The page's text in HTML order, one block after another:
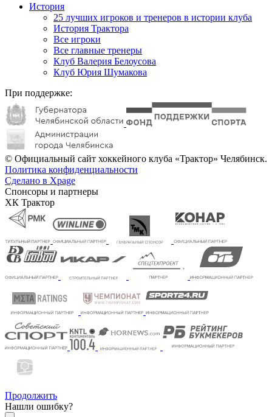
История
25 лучших игроков и тренеров в истории клуба
История Трактора
Все игроки
Все главные тренеры
Клуб Валерия Белоусова
Клуб Юрия Шумакова
При поддержке:
© Официальный сайт хоккейного клуба «Трактор» Челябинск.
Политика конфиденциальности
Сделано в Xpage
Спонсоры и партнеры
ХК Трактор
Продолжить
Нашли ошибку?